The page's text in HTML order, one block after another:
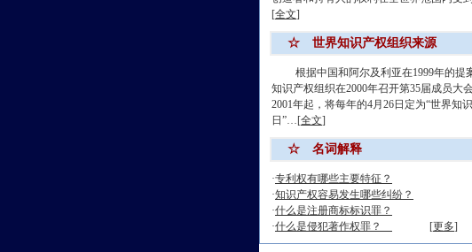
[全文]
☆ 世界知识产权组织来源
根据中国和阿尔及利亚在1999年的提
知识产权组织在2000年召开第35届成员大
2001年起，将每年的4月26日定为“世界知
日”…[全文]
☆ 名词解释
·专利权有哪些主要特征？
·知识产权容易发生哪些纠纷？
·什么是注册商标标识罪？
·什么是侵犯著作权罪？ [更多]